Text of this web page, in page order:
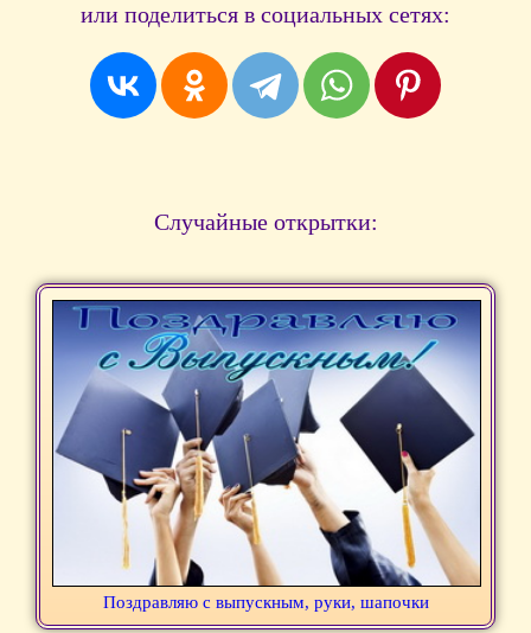
или поделиться в социальных сетях:
Случайные открытки:
Поздравляю с выпускным, руки, шапочки